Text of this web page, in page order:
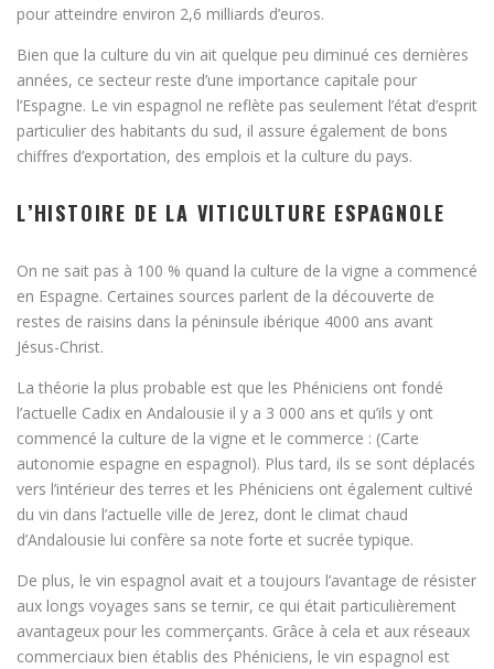
pour atteindre environ 2,6 milliards d’euros.
Bien que la culture du vin ait quelque peu diminué ces dernières
années, ce secteur reste d’une importance capitale pour
l’Espagne. Le vin espagnol ne reflète pas seulement l’état d’esprit
particulier des habitants du sud, il assure également de bons
chiffres d’exportation, des emplois et la culture du pays.
L’HISTOIRE DE LA VITICULTURE ESPAGNOLE
On ne sait pas à 100 % quand la culture de la vigne a commencé
en Espagne. Certaines sources parlent de la découverte de
restes de raisins dans la péninsule ibérique 4000 ans avant
Jésus-Christ.
La théorie la plus probable est que les Phéniciens ont fondé
l’actuelle Cadix en Andalousie il y a 3 000 ans et qu’ils y ont
commencé la culture de la vigne et le commerce : (Carte
autonomie espagne en espagnol). Plus tard, ils se sont déplacés
vers l’intérieur des terres et les Phéniciens ont également cultivé
du vin dans l’actuelle ville de Jerez, dont le climat chaud
d’Andalousie lui confère sa note forte et sucrée typique.
De plus, le vin espagnol avait et a toujours l’avantage de résister
aux longs voyages sans se ternir, ce qui était particulièrement
avantageux pour les commerçants. Grâce à cela et aux réseaux
commerciaux bien établis des Phéniciens, le vin espagnol est